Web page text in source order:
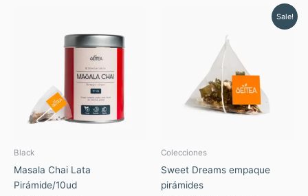
Black
Masala Chai Lata
Pirámide/10ud
Sale!
Colecciones
Sweet Dreams empaque
pirámides
$ 5.72.
Este